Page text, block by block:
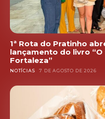
1ª Rota do Pratinho
lançamento do livro
Fortaleza”
NOTÍCIAS 7 DE AGOSTO DE 2026